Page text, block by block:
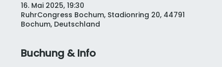
16. Mai 2025, 19:30
RuhrCongress Bochum, Stadionring 20, 44791
Bochum, Deutschland
Buchung & Info